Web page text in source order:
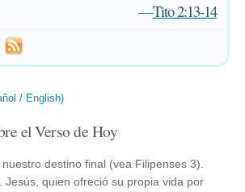
—Tito 2:13-14
/ English)
el Verso de Hoy
destino final (vea Filipenses 3).
Jesús, quien ofreció su propia vida por